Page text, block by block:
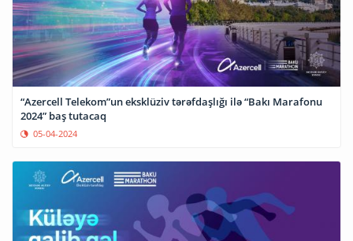
“Azercell Telekom”un eksklüziv tərəfdaşlığı ilə “Bakı Marafonu
2024” baş tutacaq
05-04-2024